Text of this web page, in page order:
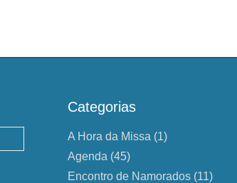
Categorias
A Hora da Missa (1)
Agenda (45)
Encontro de Namorados (11)